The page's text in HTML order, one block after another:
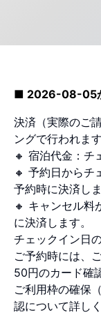
■ 2026-08-05
決済（実際のご
ングで行われます
🔸 宿泊代金：チ
🔸 予約日からチ
予約時に決済しま
🔸 キャンセル料
に決済します。
チェックイン日
ご予約時には、
50円のカード確
ご利用枠の確保
認について詳し